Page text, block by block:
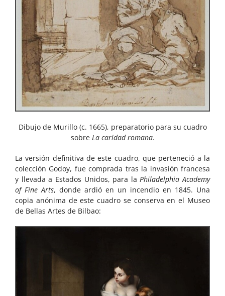
Dibujo de Murillo (c. 1665), preparatorio para su cuadro
sobre La caridad romana.
La versión definitiva de este cuadro, que perteneció a la
colección Godoy, fue comprada tras la invasión francesa
y llevada a Estados Unidos, para laPhiladelphia Academy
of Fine Arts, donde ardió en un incendio en 1845. Una
copia anónima de este cuadro se conserva en el Museo
de Bellas Artes de Bilbao: